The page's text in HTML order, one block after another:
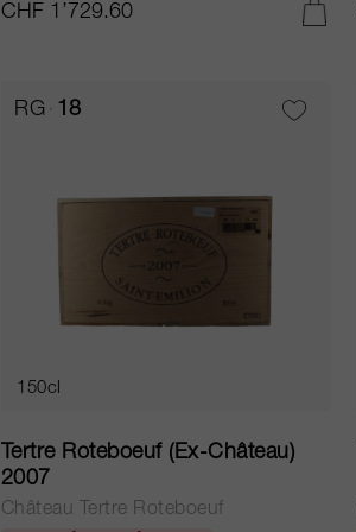
CHF 1’729.60
RG 18
150cl
Tertre Roteboeuf (Ex-Château)
2007
Château Tertre Roteboeuf